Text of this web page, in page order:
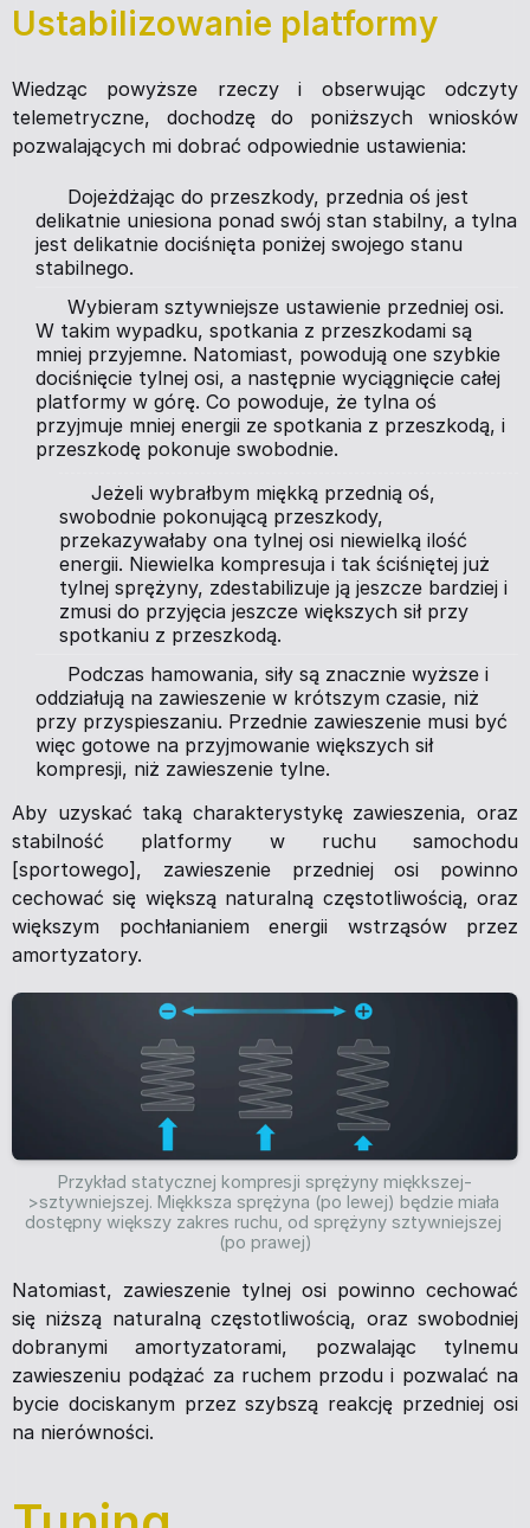
Ustabilizowanie platformy
Wiedząc powyższe rzeczy i obserwując odczyty
telemetryczne, dochodzę do poniższych wniosków
pozwalających mi dobrać odpowiednie ustawienia:
Dojeżdżając do przeszkody, przednia oś jest
delikatnie uniesiona ponad swój stan stabilny, a tylna
jest delikatnie dociśnięta poniżej swojego stanu
stabilnego.
Wybieram sztywniejsze ustawienie przedniej osi.
W takim wypadku, spotkania z przeszkodami są
mniej przyjemne. Natomiast, powodują one szybkie
dociśnięcie tylnej osi, a następnie wyciągnięcie całej
platformy w górę. Co powoduje, że tylna oś
przyjmuje mniej energii ze spotkania z przeszkodą, i
przeszkodę pokonuje swobodnie.
Jeżeli wybrałbym miękką przednią oś,
swobodnie pokonującą przeszkody,
przekazywałaby ona tylnej osi niewielką ilość
energii. Niewielka kompresuja i tak ściśniętej już
tylnej sprężyny, zdestabilizuje ją jeszcze bardziej i
zmusi do przyjęcia jeszcze większych sił przy
spotkaniu z przeszkodą.
Podczas hamowania, siły są znacznie wyższe i
oddziałują na zawieszenie w krótszym czasie, niż
przy przyspieszaniu. Przednie zawieszenie musi być
więc gotowe na przyjmowanie większych sił
kompresji, niż zawieszenie tylne.
Aby uzyskać taką charakterystykę zawieszenia, oraz
stabilność platformy w ruchu samochodu
[sportowego], zawieszenie przedniej osi powinno
cechować się większą naturalną częstotliwością, oraz
większym pochłanianiem energii wstrząsów przez
amortyzatory.
Przykład statycznej kompresji sprężyny miękkszej-
>sztywniejszej. Miękksza sprężyna (po lewej) będzie miała
dostępny większy zakres ruchu, od sprężyny sztywniejszej
(po prawej)
Natomiast, zawieszenie tylnej osi powinno cechować
się niższą naturalną częstotliwością, oraz swobodniej
dobranymi amortyzatorami, pozwalając tylnemu
zawieszeniu podążać za ruchem przodu i pozwalać na
bycie dociskanym przez szybszą reakcję przedniej osi
na nierówności.